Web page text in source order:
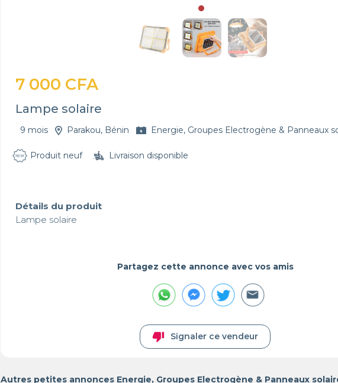
7 000 CFA
Lampe solaire
9 mois Parakou, Bénin Energie, Groupes Electrogène & Panneaux
Produit neuf Livraison disponible
Détails du produit
Lampe solaire
Partagez cette annonce avec vos amis
thumb_down Signaler ce vendeur
Autres petites annonces Energie, Groupes Electrogène & Panneaux